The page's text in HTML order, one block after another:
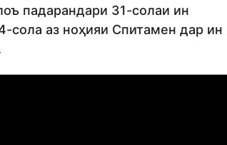
падарандари 31-солаи ин
сола аз ноҳияи Спитамен дар ин